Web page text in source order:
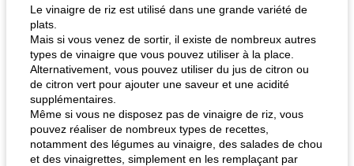
Le vinaigre de riz est utilisé dans une grande variété de
plats.
Mais si vous venez de sortir, il existe de nombreux autres
types de vinaigre que vous pouvez utiliser à la place.
Alternativement, vous pouvez utiliser du jus de citron ou
de citron vert pour ajouter une saveur et une acidité
supplémentaires.
Même si vous ne disposez pas de vinaigre de riz, vous
pouvez réaliser de nombreux types de recettes,
notamment des légumes au vinaigre, des salades de chou
et des vinaigrettes, simplement en les remplaçant par